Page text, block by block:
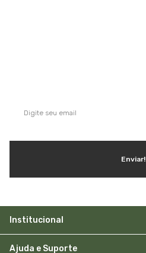
Enviar!
Institucional
Ajuda e Suporte